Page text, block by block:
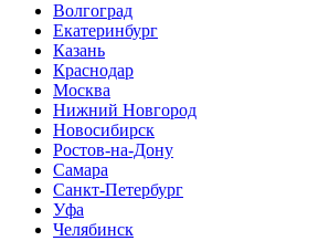
Волгоград
Екатеринбург
Казань
Краснодар
Москва
Нижний Новгород
Новосибирск
Ростов-на-Дону
Самара
Санкт-Петербург
Уфа
Челябинск